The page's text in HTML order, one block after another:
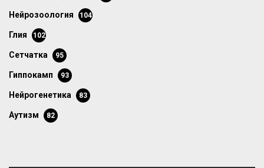
нейрозоология 104
глия 102
сетчатка 95
гиппокамп 93
нейрогенетика 83
аутизм 82